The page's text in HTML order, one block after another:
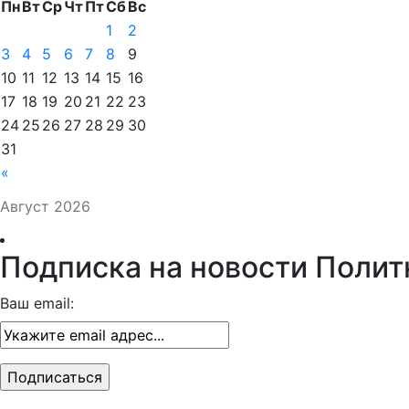
Август 2026
ПнВтСрЧтПтСбВс
«
1
2
3
4 5 6 7 8
9
10 11 12 13 14 15 16
17 18 19 20 21 22 23
24 25 26 27 28 29 30
31
Подписка на новости
Ваш email: